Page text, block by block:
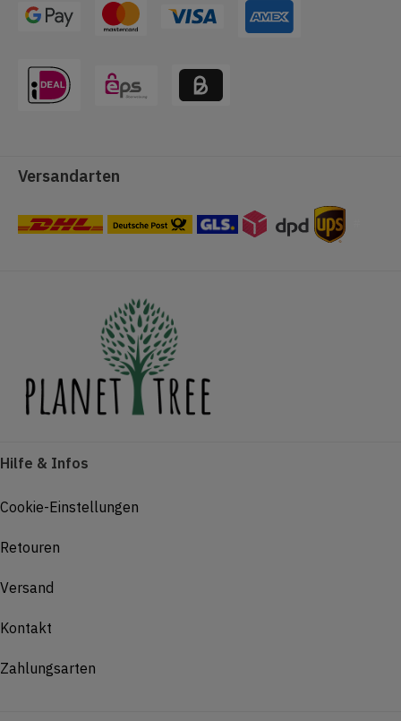
Versandarten
Hilfe & Infos
Cookie-Einstellungen
Retouren
Versand
Kontakt
Zahlungsarten